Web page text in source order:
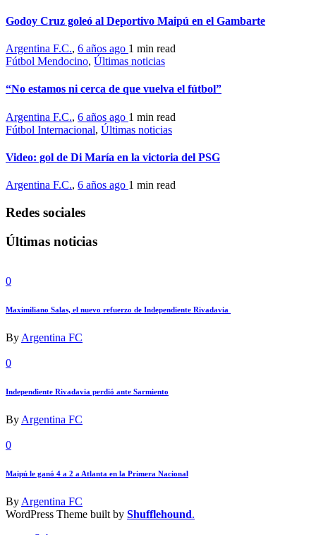
Godoy Cruz goleó al Deportivo Maipú en el Gambarte
Argentina F.C., 6 años ago 1 min read
Fútbol Mendocino, Últimas noticias
“No estamos ni cerca de que vuelva el fútbol”
Argentina F.C., 6 años ago 1 min read
Fútbol Internacional, Últimas noticias
Video: gol de Di María en la victoria del PSG
Argentina F.C., 6 años ago 1 min read
Redes sociales
Últimas noticias
0
Maximiliano Salas, el nuevo refuerzo de Independiente Rivadavia
By Argentina FC
0
Independiente Rivadavia perdió ante Sarmiento
By Argentina FC
0
Maipú le ganó 4 a 2 a Atlanta en la Primera Nacional
By Argentina FC
WordPress Theme built by Shufflehound.